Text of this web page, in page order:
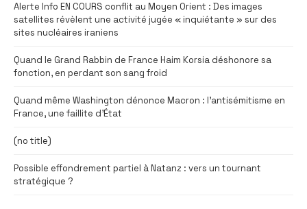
Alerte Info EN COURS conflit au Moyen Orient : Des images
satellites révèlent une activité jugée « inquiétante » sur des
sites nucléaires iraniens
Quand le Grand Rabbin de France Haim Korsia déshonore sa
fonction, en perdant son sang froid
Quand même Washington dénonce Macron : l’antisémitisme en
France, une faillite d’État
(no title)
Possible effondrement partiel à Natanz : vers un tournant
stratégique ?